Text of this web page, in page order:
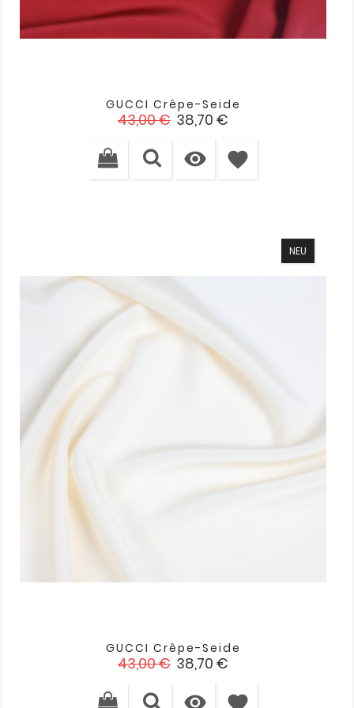
GUCCI Crêpe-Seide
Verkaufspreis
43,00 € Preis
38,70 €
 favorite
NEU
GUCCI Crêpe-Seide
Verkaufspreis
43,00 € Preis
38,70 €
